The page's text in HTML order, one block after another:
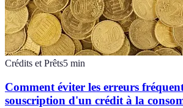
Crédits et Prêts5 min
Comment éviter les erreurs
souscription d'un crédit à la